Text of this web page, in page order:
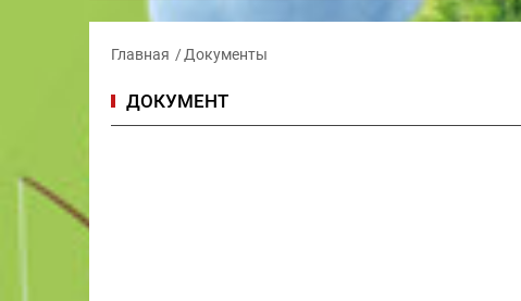
Главная Документы
ДОКУМЕНТ